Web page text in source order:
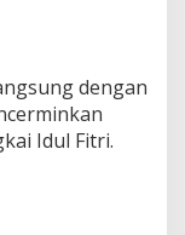
dengan
Idul Fitri.